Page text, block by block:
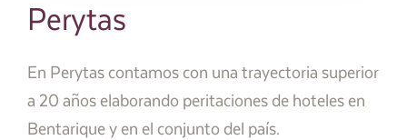
Perytas
En Perytas contamos con una trayectoria superior
a 20 años elaborando peritaciones de hoteles en
Bentarique y en el conjunto del país.